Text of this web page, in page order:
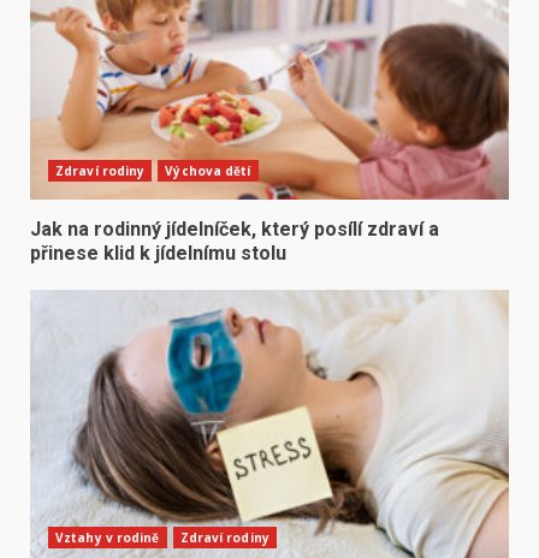
Zdraví rodiny Výchova dětí
Jak na rodinný jídelníček, který posílí zdraví a
přinese klid k jídelnímu stolu
Vztahy v rodině Zdraví rodiny